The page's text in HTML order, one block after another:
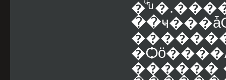
�ͧ˹ͧ
������